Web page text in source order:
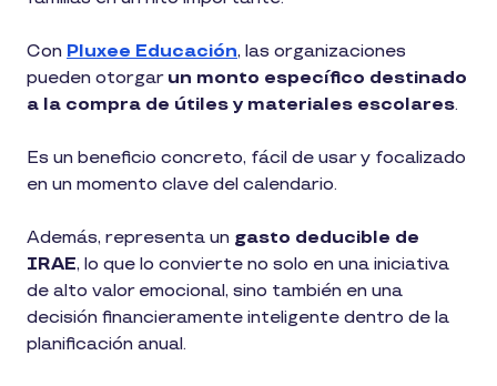
Con Pluxee Educación, las organizaciones
pueden otorgar un monto específico destinado
a la compra de útiles y materiales escolares.
Es un beneficio concreto, fácil de usar y focalizado
en un momento clave del calendario.
Además, representa un gasto deducible de
IRAE, lo que lo convierte no solo en una iniciativa
de alto valor emocional, sino también en una
decisión financieramente inteligente dentro de la
planificación anual.